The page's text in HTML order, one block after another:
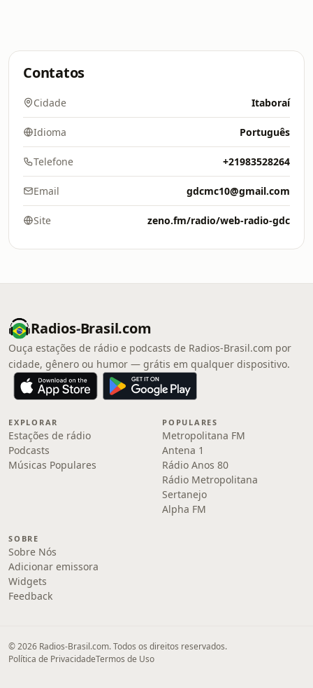
Contatos
Cidade Itaboraí
Idioma Português
Telefone +21983528264
Email gdcmc10@gmail.com
Site zeno.fm/radio/web-radio-gdc
Radios-Brasil.com
Ouça estações de rádio e podcasts de Radios-Brasil.com por
cidade, gênero ou humor — grátis em qualquer dispositivo.
EXPLORAR
Estações de rádio
Podcasts
Músicas Populares
POPULARES
Metropolitana FM
Antena 1
Rádio Anos 80
Rádio Metropolitana
Sertanejo
Alpha FM
SOBRE
Sobre Nós
Adicionar emissora
Widgets
Feedback
© 2026 Radios-Brasil.com. Todos os direitos reservados.
Política de PrivacidadeTermos de Uso